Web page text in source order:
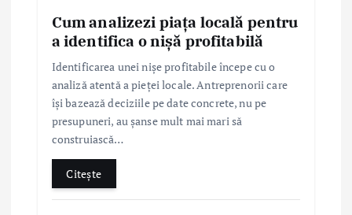
Cum analizezi piața locală pentru
a identifica o nișă profitabilă
Identificarea unei nișe profitabile începe cu o
analiză atentă a pieței locale. Antreprenorii care
își bazează deciziile pe date concrete, nu pe
presupuneri, au șanse mult mai mari să
construiască…
Citește